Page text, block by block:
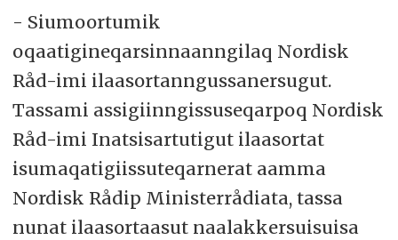
- Siumoortumik
oqaatigineqarsinnaanngilaq Nordisk
Råd-imi ilaasortanngussanersugut.
Tassami assigiinngissuseqarpoq Nordisk
Råd-imi Inatsisartutigut ilaasortat
isumaqatigiissuteqarnerat aamma
Nordisk Rådip Ministerrådiata, tassa
nunat ilaasortaasut naalakkersuisuisa